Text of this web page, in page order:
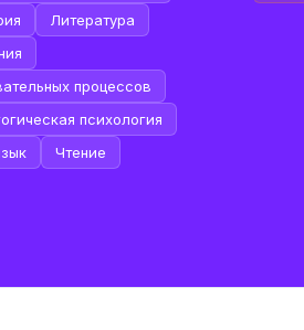
Литература
процессов
психология
Чтение